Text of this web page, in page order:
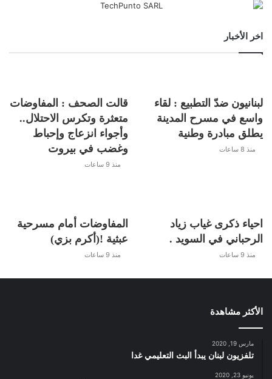
o
k
m
n
اخر الأخبار
لبنانيون ضدّ التطبيع : لقاء
واسع في مسرح المدينة
يطلق مبادرة وطنية
منذ 8 ساعات
قالت الصحف : المفاوضات
متعثرة وتكرس الاحتلال..
وأجواء انزعاج وإحباط
وغضب في بيروت
منذ 9 ساعات
احياء ذكرى غياب زياد
الرحباني في السويد .
منذ 9 ساعات
المفاوضات أمام مسرحية
عبثية !(أكرم بزي)
منذ 9 ساعات
الأكثر مشاهدة
مارس 19, 2020
تلفزيون لبنان يبدأ البث التعليمي غدا
يونيو 23, 2020